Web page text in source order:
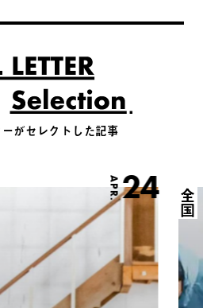
がセレクトした記事
APR.24 全国